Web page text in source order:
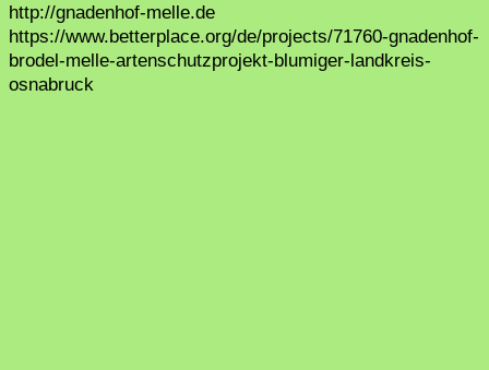
http://gnadenhof-melle.de
https://www.betterplace.org/de/projects/71760-gnadenhof-
brodel-melle-artenschutzprojekt-blumiger-landkreis-
osnabruck